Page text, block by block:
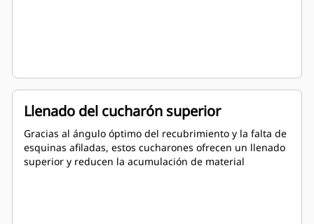
Llenado del cucharón superior
Gracias al ángulo óptimo del recubrimiento y la falta de
esquinas afiladas, estos cucharones ofrecen un llenado
superior y reducen la acumulación de material